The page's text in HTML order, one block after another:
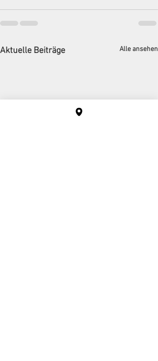
Aktuelle Beiträge Alle ansehen